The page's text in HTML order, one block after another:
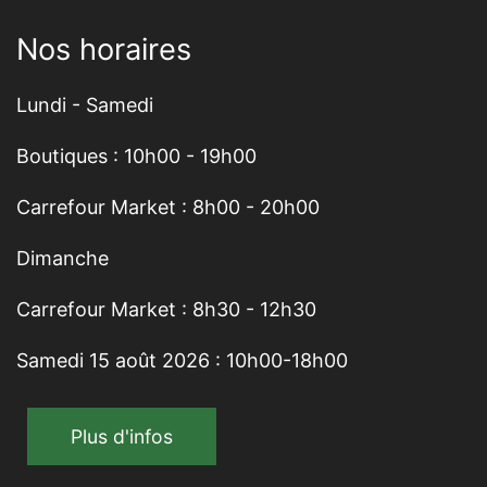
Nos horaires
Lundi - Samedi
Boutiques : 10h00 - 19h00
Carrefour Market : 8h00 - 20h00
Dimanche
Carrefour Market : 8h30 - 12h30
Samedi 15 août 2026 : 10h00-18h00
Plus d'infos